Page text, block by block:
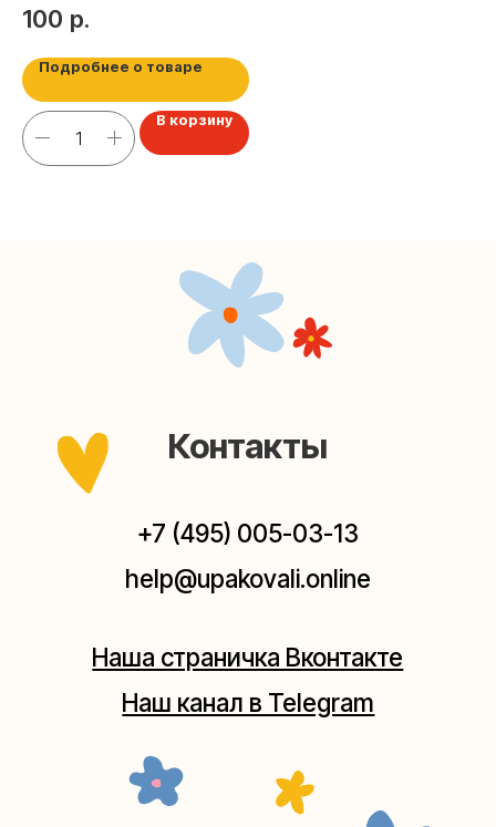
100 р.
Подробнее о товаре
В корзину
Мастерские упаковки подарков работают без
выходных, с 10 до 20 часов. Пишите, звоните,
заходите — всегда рады помочь!
Москва, ул.Плющиха, дом 42
Москва, ул.Таганская, дом 25-27
(как пройти)
Мастерская на Плющихе
Наш канал в Telegram